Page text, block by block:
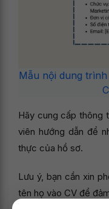
Mẫu nội dung
Hãy cung cấp thông
viên hướng dẫn để
thực của hồ sơ.
Lưu ý, bạn cần xin
tên họ vào CV để